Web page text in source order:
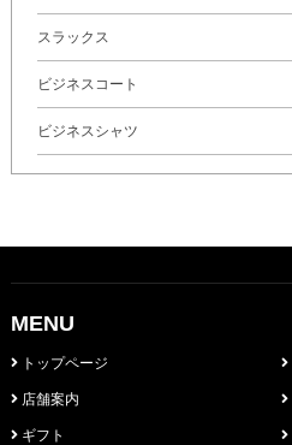
スラックス
ビジネスコート
ビジネスシャツ
MENU
トップページ
店舗案内
ギフト